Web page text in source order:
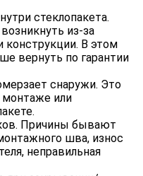
стеклопакета.
из-за
конструкции. В этом
вернуть по гарантии
снаружи. Это
монтаже или
Причины бывают
шва, износ
неправильная